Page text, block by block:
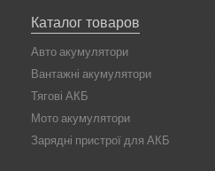
Каталог товаров
Авто акумулятори
Вантажні акумулятори
Тягові АКБ
Мото акумулятори
Зарядні пристрої для АКБ